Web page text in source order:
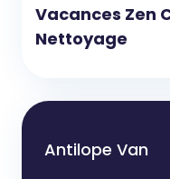
Vacances Zen
Nettoyage
Antilope Van